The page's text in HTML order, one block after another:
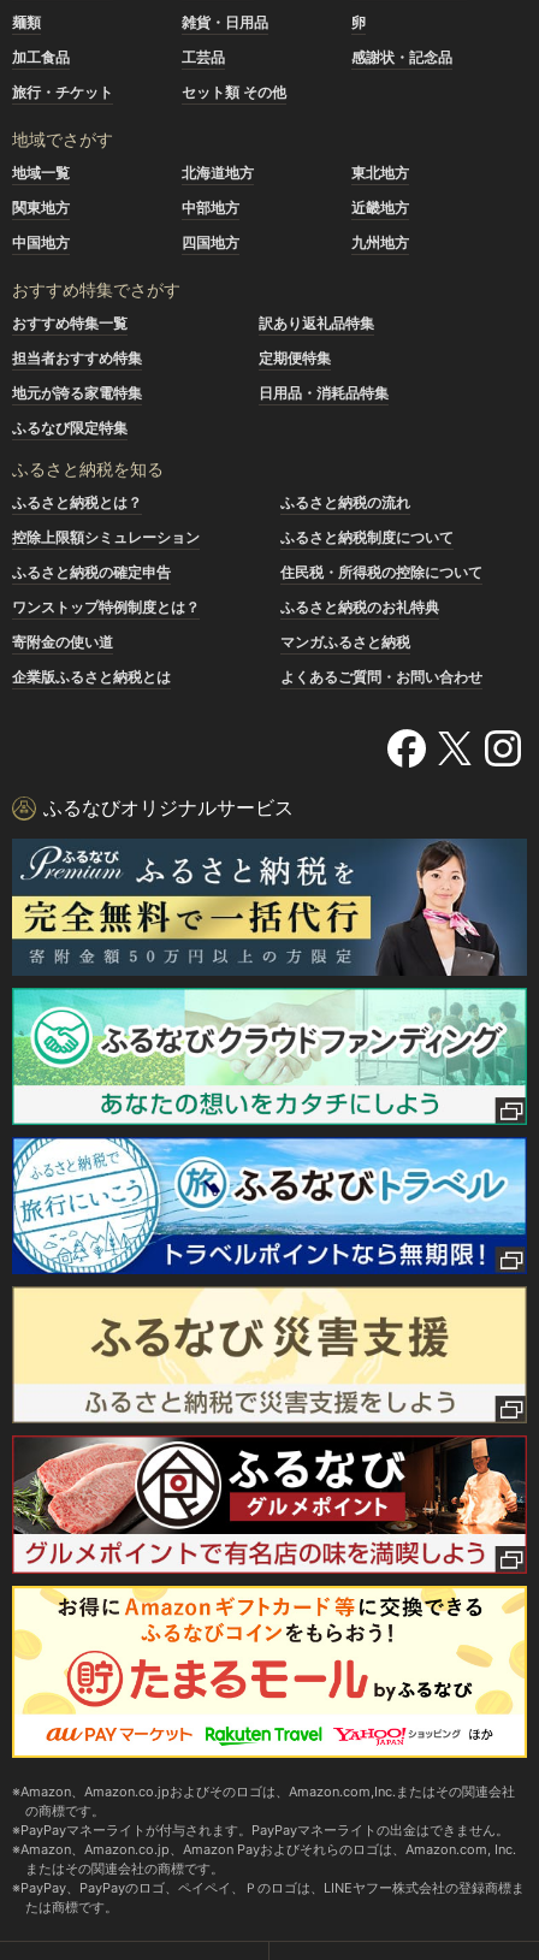
麺類
雑貨・日用品
卵
加工食品
工芸品
感謝状・記念品
旅行・チケット
セット類 その他
地域でさがす
地域一覧 北海道地方
東北地方
関東地方
中部地方
近畿地方
中国地方
四国地方 九州地方
おすすめ特集でさがす
おすすめ特集一覧
訳あり返礼品特集
担当者おすすめ特集
定期便特集
地元が誇る家電特集
日用品・消耗品特集
ふるなび限定特集
ふるさと納税を知る
ふるさと納税とは？
ふるさと納税の流れ
控除上限額シミュレーション
ふるさと納税制度について
ふるさと納税の確定申告
住民税・所得税の控除について
ワンストップ特例制度とは？
ふるさと納税のお礼特典
寄附金の使い道
マンガふるさと納税
企業版ふるさと納税とは
よくあるご質問・お問い合わせ
ふるなびオリジナルサービス
Amazon、Amazon.co.jpおよびそのロゴは、Amazon.com,Inc.またはその関連会社
の商標です。
PayPayマネーライトが付与されます。PayPayマネーライトの出金はできません。
Amazon、Amazon.co.jp、Amazon Payおよびそれらのロゴは、Amazon.com, Inc.
またはその関連会社の商標です。
PayPay、PayPayのロゴ、ペイペイ、Ｐのロゴは、LINEヤフー株式会社の登録商標ま
たは商標です。